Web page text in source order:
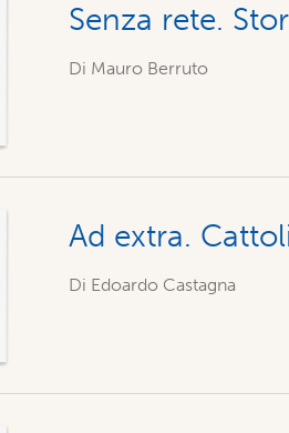
Senza rete.
Di Mauro Berruto
Ad extra.
Di Edoardo Castagna